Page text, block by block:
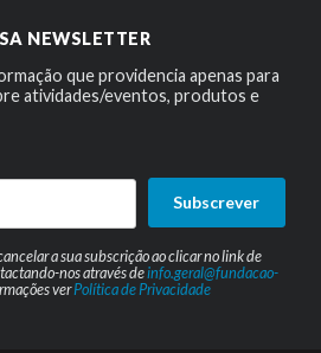
NEWSLETTER
que providencia apenas para
atividades/eventos, produtos e
Subscrever
a sua subscrição ao clicar no link de
nos através deinfo.geral@fundacao-
verPolítica de Privacidade